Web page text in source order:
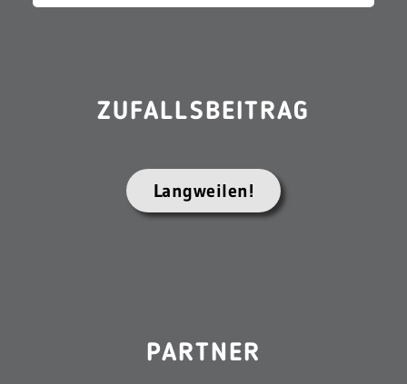
ZUFALLSBEITRAG
Langweilen!
PARTNER